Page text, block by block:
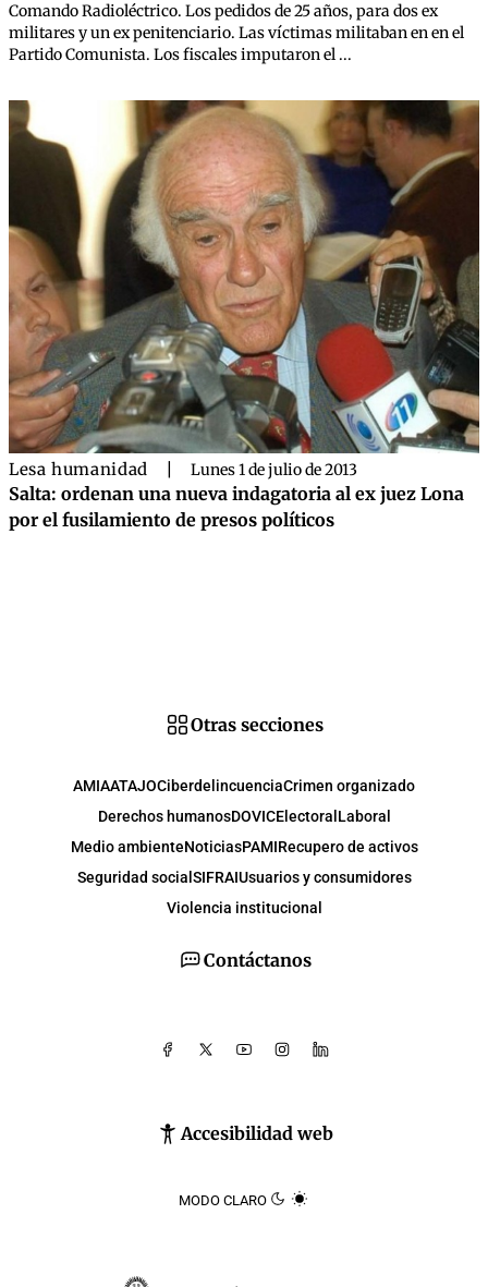
Comando Radioléctrico. Los pedidos de 25 años, para dos ex
militares y un ex penitenciario. Las víctimas militaban en en el
Partido Comunista. Los fiscales imputaron el ...
Lesa humanidad Lunes 1 de julio de 2013
Salta: ordenan una nueva indagatoria al ex juez Lona
por el fusilamiento de presos políticos
Contáctanos
Accesibilidad web
MODO CLARO
Otras secciones
AMIAATAJOCiberdelincuenciaCrimen organizado
Derechos humanosDOVICElectoral Laboral
Medio ambienteNoticiasPAMIRecupero de activos
Seguridad social SIFRAIUsuarios y consumidores
Violencia institucional